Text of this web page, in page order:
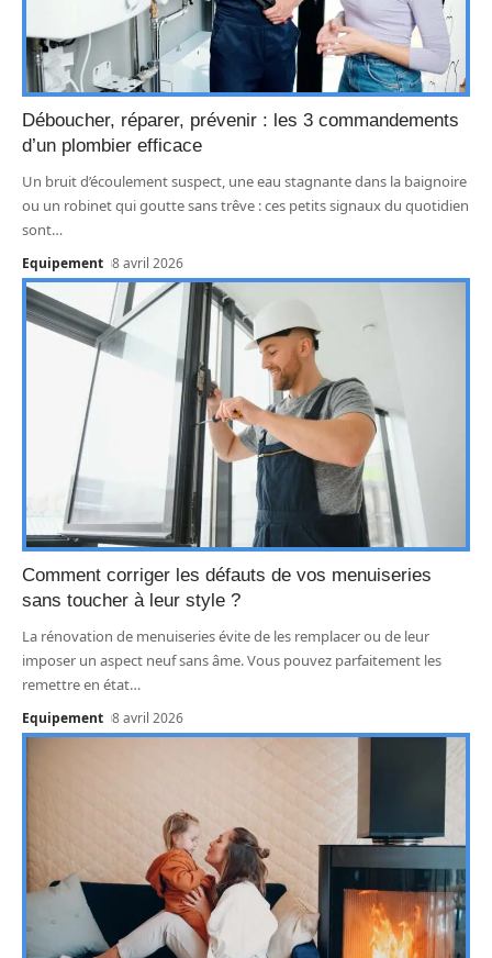
Déboucher, réparer, prévenir : les 3 commandements
d’un plombier efficace
Un bruit d’écoulement suspect, une eau stagnante dans la baignoire
ou un robinet qui goutte sans trêve : ces petits signaux du quotidien
sont…
Equipement 8 avril 2026
Comment corriger les défauts de vos menuiseries
sans toucher à leur style ?
La rénovation de menuiseries évite de les remplacer ou de leur
imposer un aspect neuf sans âme. Vous pouvez parfaitement les
remettre en état…
Equipement 8 avril 2026